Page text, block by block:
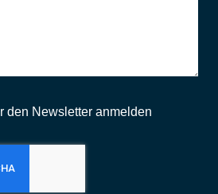
den Newsletter anmelden